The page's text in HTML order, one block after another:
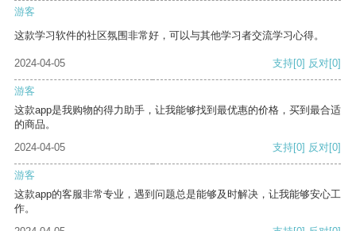
游客
这款学习软件的社区氛围非常好，可以与其他学习者交流学习心得。
2024-04-05 支持[0] 反对[0]
游客
这款app是我购物的得力助手，让我能够找到最优惠的价格，买到最合适
的商品。
2024-04-05
支持[0] 反对[0]
游客
这款app的客服非常专业，遇到问题总是能够及时解决，让我能够安心工
作。